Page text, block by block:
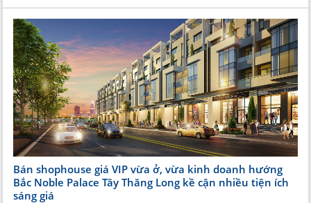
Bán shophouse giá VIP vừa ở, vừa kinh doanh hướng
Bắc Noble Palace Tây Thăng Long kề cận nhiều tiện ích
sáng giá